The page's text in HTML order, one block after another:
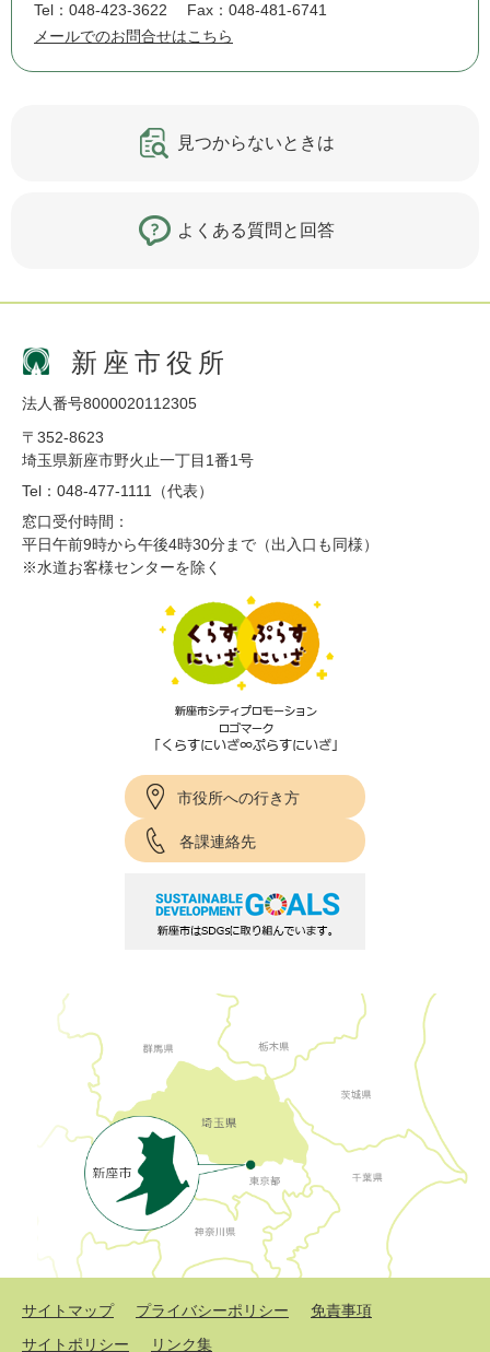
Tel：048-423-3622
Fax：048-481-6741
メールでのお問合せはこちら
見つからないときは
よくある質問と回答
新座市役所
法人番号8000020112305
〒352-8623
埼玉県新座市野火止一丁目1番1号
Tel：048-477-1111（代表）
窓口受付時間：
平日午前9時から午後4時30分まで（出入口も同様）
※水道お客様センターを除く
市役所への行き方
各課連絡先
サイトマップ プライバシーポリシー
免責事項
サイトポリシー
リンク集